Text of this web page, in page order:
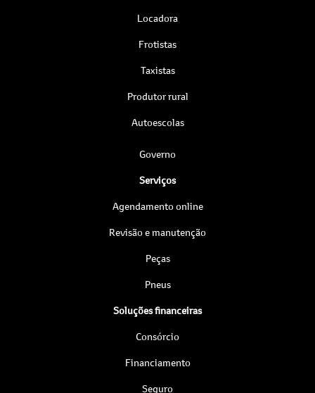
Locadora
Frotistas
Taxistas
Produtor rural
Autoescolas
Governo
Serviços
Agendamento online
Revisão e manutenção
Peças
Pneus
Soluções financeiras
Consórcio
Financiamento
Seguro